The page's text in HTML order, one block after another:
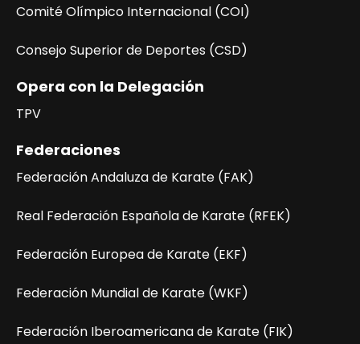
n
o
Comité Olímpico Internacional (COI)
Consejo Superior de Deportes (CSD)
Opera con la Delegación
TPV
Federaciones
Federación Andaluza de Karate (FAK)
Real Federación Española de Karate (RFEK)
Federación Europea de Karate (EKF)
Federación Mundial de Karate (WKF)
Federación Iberoamericana de Karate (FIK)